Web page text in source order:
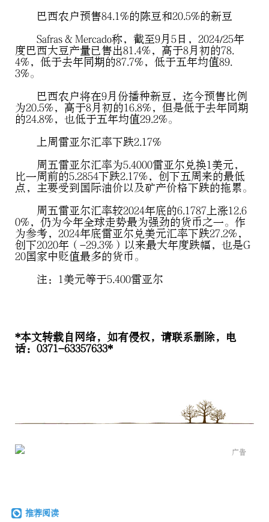
巴西农户预售84.1%的陈豆和20.5%的新豆
Safras & Mercado称，截至9月5日，2024/25年
度巴西大豆产量已售出81.4%，高于8月初的78.
4%，低于去年同期的87.7%，低于五年均值89.
3%。
巴西农户将在9月份播种新豆，迄今预售比例
为20.5%，高于8月初的16.8%，但是低于去年同期
的24.8%，也低于五年均值29.2%。
上周雷亚尔汇率下跌2.17%
周五雷亚尔汇率为5.4000雷亚尔兑换1美元，
比一周前的5.2854下跌2.17%，创下五周来的最低
点，主要受到国际油价以及矿产价格下跌的拖累。
周五雷亚尔汇率较2024年底的6.1787上涨12.6
0%，仍为今年全球走势最为强劲的货币之一。作
为参考，2024年底雷亚尔兑美元汇率下跌27.2%，
创下2020年（-29.3%）以来最大年度跌幅，也是G
20国家中贬值最多的货币。
注：1美元等于5.400雷亚尔
*本文转载自网络，如有侵权，请联系删除，电
话：0371-63357633*
广告
推荐阅读